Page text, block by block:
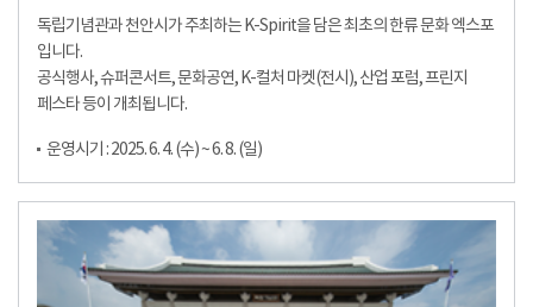
독립기념관과 천안시가 주최하는 K-Spirit을 담은 최초의 한류 문화 엑스포
입니다.
공식행사, 슈퍼콘서트, 문화공연, K-컬처 마켓(전시), 산업 포럼, 프린지
페스타 등이 개최됩니다.
운영시기 : 2025. 6. 4. (수) ~ 6. 8. (일)